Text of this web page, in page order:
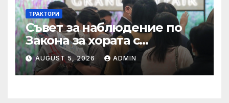
ТРАКТОРИ
Съвет за наблюдение по
Закона за хората с
увреждания
AUGUST 5, 2026 ADMIN